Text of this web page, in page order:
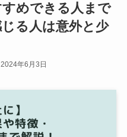
めできる人まで
る人は意外と少
2024年6月3日